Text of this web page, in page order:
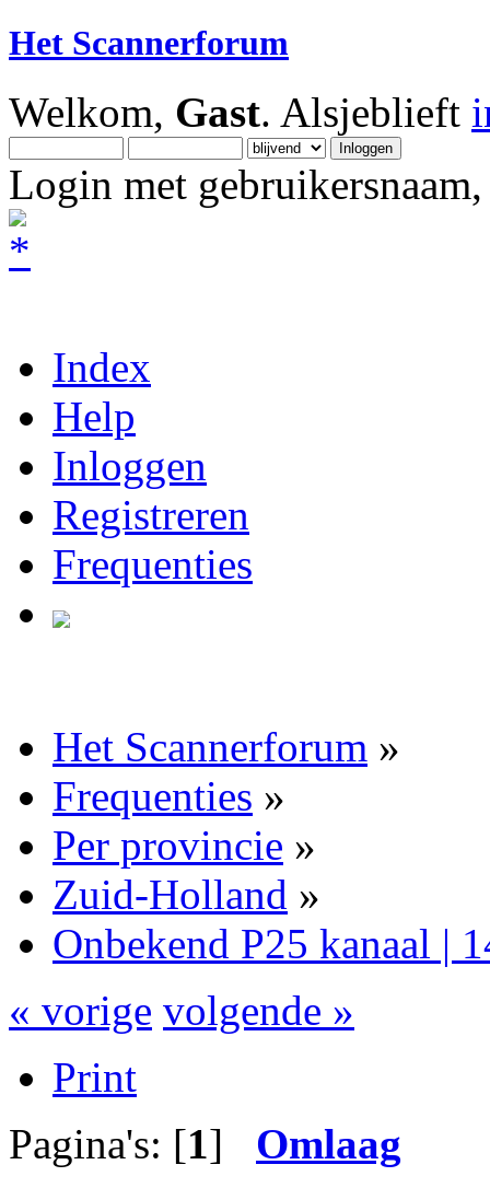
Het Scannerforum
Welkom, Gast. Alsjeblieft
Login met
Index
Help
Inloggen
Registreren
Frequenties
Het Scannerforum »
Frequenties »
Per provincie »
Zuid-Holland »
Onbekend P25 kanaal |
« vorige volgende »
Print
Pagina's: [1] Omlaag